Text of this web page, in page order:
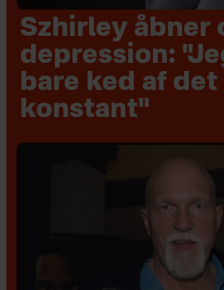
Szhirley åbner
depression:
bare ked af det
konstant"